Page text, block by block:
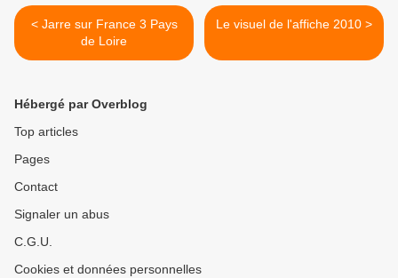
< Jarre sur France 3 Pays
de Loire
Le visuel de l'affiche 2010 >
Hébergé par Overblog
Top articles
Pages
Contact
Signaler un abus
C.G.U.
Cookies et données personnelles